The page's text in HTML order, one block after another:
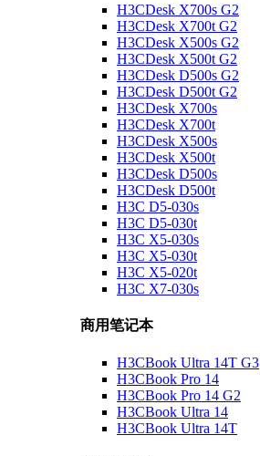
H3CDesk X700s G2
H3CDesk X700t G2
H3CDesk X500s G2
H3CDesk X500t G2
H3CDesk D500s G2
H3CDesk D500t G2
H3CDesk X700s
H3CDesk X700t
H3CDesk X500s
H3CDesk X500t
H3CDesk D500s
H3CDesk D500t
H3C D5-030s
H3C D5-030t
H3C X5-030s
H3C X5-030t
H3C X5-020t
H3C X7-030s
商用笔记本
H3CBook Ultra 14T G3
H3CBook Pro 14
H3CBook Pro 14 G2
H3CBook Ultra 14
H3CBook Ultra 14T